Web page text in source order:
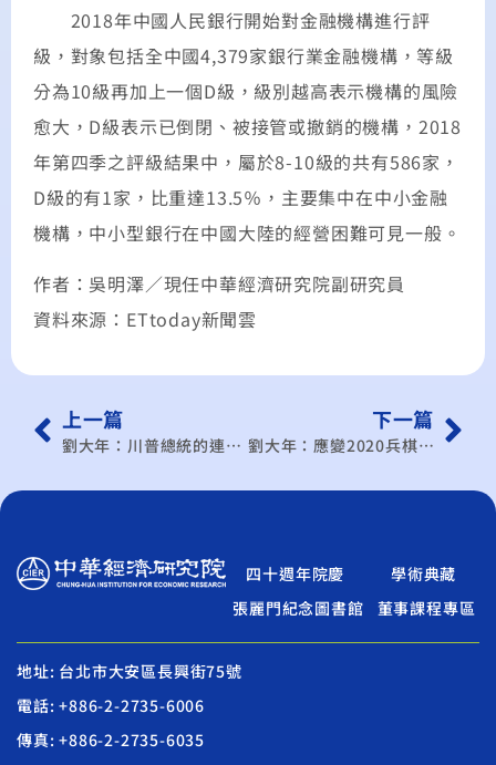
2018年中國人民銀行開始對金融機構進行評
級，對象包括全中國4,379家銀行業金融機構，等級
分為10級再加上一個D級，級別越高表示機構的風險
愈大，D級表示已倒閉、被接管或撤銷的機構，2018
年第四季之評級結果中，屬於8-10級的共有586家，
D級的有1家，比重達13.5％，主要集中在中小金融
機構，中小型銀行在中國大陸的經營困難可見一般。
作者：吳明澤／現任中華經濟研究院副研究員
資料來源：ETtoday新聞雲
上一篇
劉大年：川普總統的連任之路
下一篇
劉大年：應變2020兵棋推演之五》全球供應鏈重組的大挑戰
四十週年院慶
學術典藏
張麗門紀念圖書館
董事課程專區
地址: 台北市大安區長興街75號
電話: +886-2-2735-6006
傳真: +886-2-2735-6035